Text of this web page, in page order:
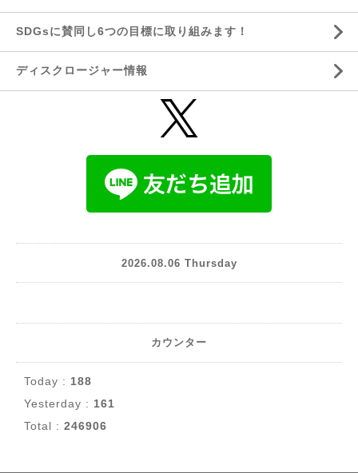
SDGsに賛同し6つの目標に取り組みます！
ディスクロージャー情報
2026.08.06 Thursday
カウンター
Today : 188
Yesterday : 161
Total : 246906